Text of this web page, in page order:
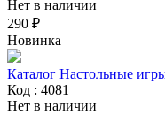
Нет в наличии
290 ₽
Новинка
Каталог Настольные
Код : 4081
Нет в наличии